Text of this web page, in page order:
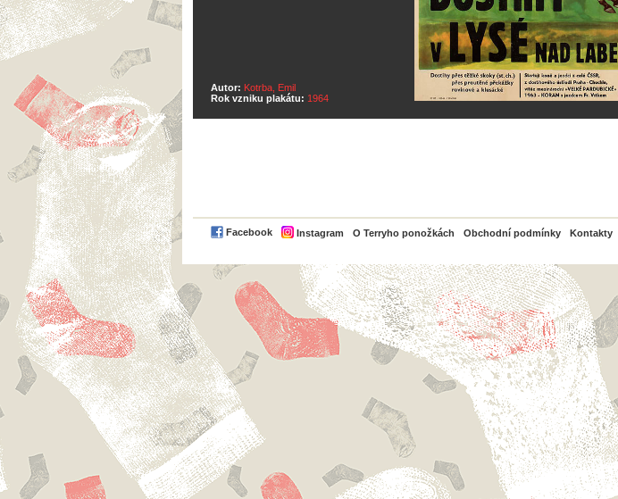
Autor: Kotrba, Emil
Rok vzniku plakátu: 1964
Facebook Instagram O Terryho ponožkách Obchodní podmínky Kontakty
PayPal